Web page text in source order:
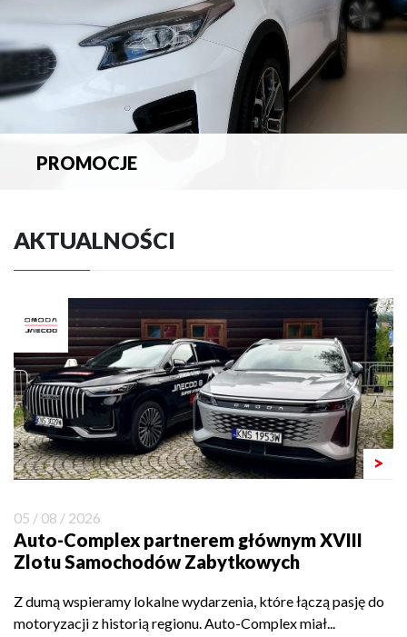
PROMOCJE
AKTUALNOŚCI
>
05 / 08 / 2026
Auto-Complex partnerem głównym XVIII
Zlotu Samochodów Zabytkowych
Z dumą wspieramy lokalne wydarzenia, które łączą pasję do
motoryzacji z historią regionu. Auto-Complex miał...